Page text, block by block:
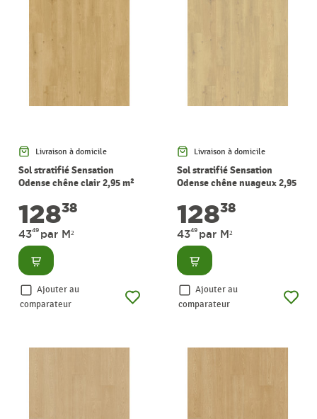
Livraison à domicile
Sol stratifié Sensation
Odense chêne clair 2,95 m²
12838
4349 par M²
Consulter
Ajouter au
comparateur
Livraison à domicile
Sol stratifié Sensation
Odense chêne nuageux 2,95
12838
4349 par M²
Consulter
Ajouter au
comparateur